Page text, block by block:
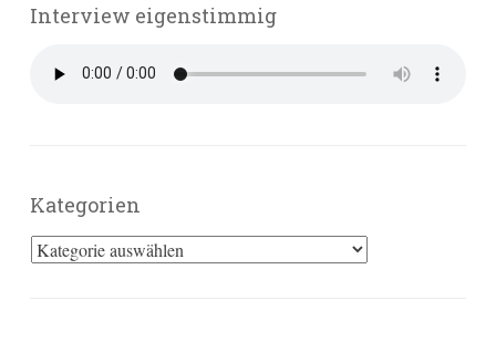
Interview eigenstimmig
Kategorien
Kategorien